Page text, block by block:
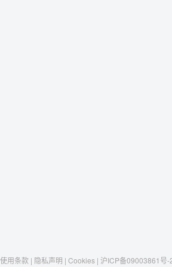
使用条款 | 隐私声明 | Cookies | 沪ICP备09003861号